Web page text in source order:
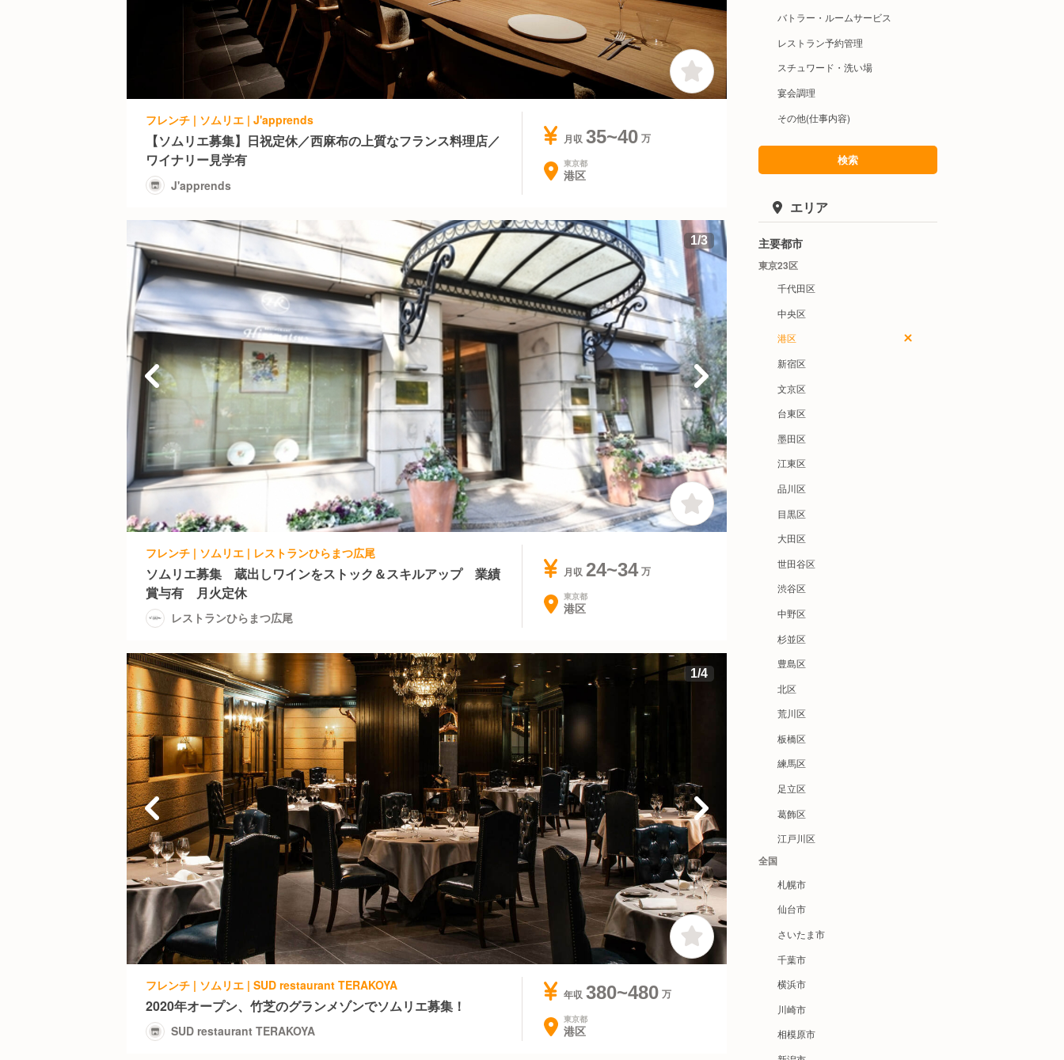
フレンチ | ソムリエ | J'apprends
【ソムリエ募集】日祝定休／西麻布の上質なフランス料理店／
ワイナリー見学有
J'apprends
月収 35~40
東京都
港区
1/3
フレンチ | ソムリエ | レストランひらまつ広尾
ソムリエ募集 蔵出しワインをストック＆スキルアップ 業績
賞与有 月火定休
レストランひらまつ広尾
月収 24~34
東京都
港区
1/4
フレンチ | ソムリエ | SUD restaurant TERAKOYA
2020年オープン、竹芝のグランメゾンでソムリエ募集！
SUD restaurant TERAKOYA
年収 380~480
東京都
港区
バトラー・ルームサービス
レストラン予約管理
スチュワード・洗い場
宴会調理
その他(仕事内容)
検索
エリア
主要都市
東京23区
千代田区
中央区
港区
新宿区
文京区
台東区
墨田区
江東区
品川区
目黒区
大田区
世田谷区
渋谷区
中野区
杉並区
豊島区
北区
荒川区
板橋区
練馬区
足立区
葛飾区
江戸川区
全国
札幌市
仙台市
さいたま市
千葉市
横浜市
川崎市
相模原市